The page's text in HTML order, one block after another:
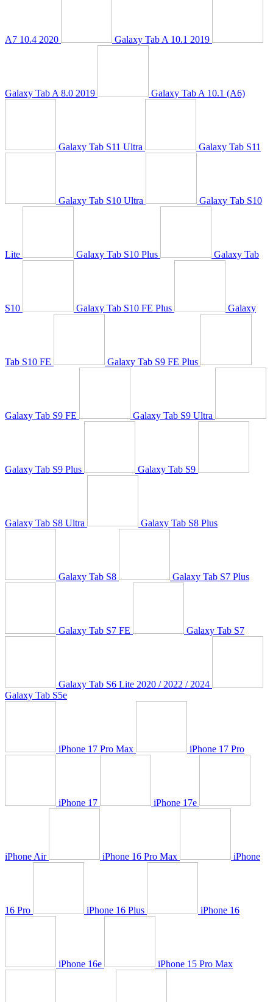
A7 10.4 2020 Galaxy Tab A 10.1 2019
Galaxy Tab A 8.0 2019 Galaxy Tab A 10.1 (A6)
Galaxy Tab S11 Ultra Galaxy Tab S11
Galaxy Tab S10 Ultra Galaxy Tab S10
Lite Galaxy Tab S10 Plus Galaxy Tab
S10 Galaxy Tab S10 FE Plus Galaxy
Tab S10 FE Galaxy Tab S9 FE Plus
Galaxy Tab S9 FE Galaxy Tab S9 Ultra
Galaxy Tab S9 Plus Galaxy Tab S9
Galaxy Tab S8 Ultra Galaxy Tab S8 Plus
Galaxy Tab S8 Galaxy Tab S7 Plus
Galaxy Tab S7 FE Galaxy Tab S7
Galaxy Tab S6 Lite 2020 / 2022 / 2024
Galaxy Tab S5e
iPhone 17 Pro Max iPhone 17 Pro
iPhone 17 iPhone 17e
iPhone Air iPhone 16 Pro Max iPhone
16 Pro iPhone 16 Plus iPhone 16
iPhone 16e iPhone 15 Pro Max